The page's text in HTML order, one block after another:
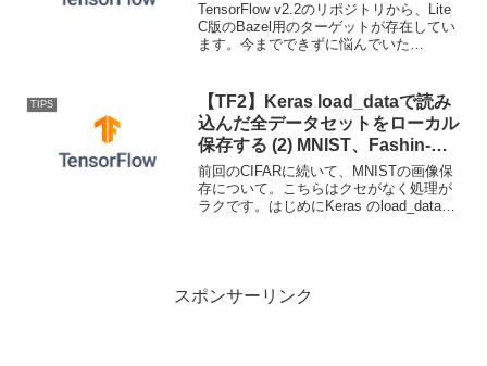
TensorFlow v2.2のリポジトリから、Lite
C版のBazel用のターゲットが存在してい
ます。今までできずに悩んでいた
2020年7月12日はじめにT...
TIPS
【TF2】Keras load_dataで読み
込んだ全データセットをローカル
保存する (2) MNIST、Fashin-
MNIST 画像への変換
前回のCIFARに続いて、MNISTの画像保
存について。こちらはクセがなく処理が
ラクです。はじめにKeras のload_dataで
スポンサーリンク